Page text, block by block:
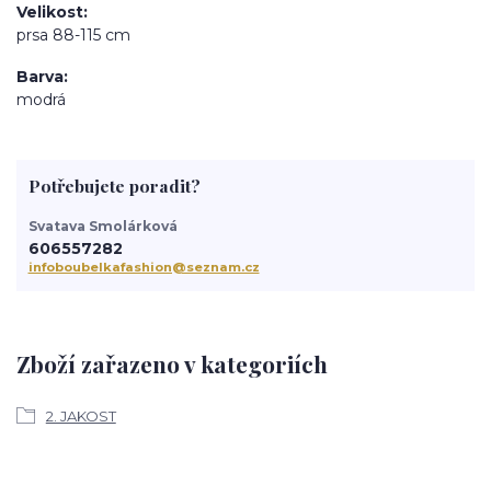
Velikost
prsa 88-115 cm
Barva
modrá
Zboží zařazeno v kategoriích
2. JAKOST
Potřebujete poradit?
Svatava Smolárková
606557282
infoboubelkafashion@seznam.cz